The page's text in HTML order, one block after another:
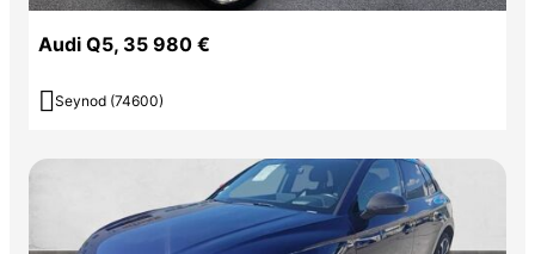
Audi Q5, 35 980 €
 Seynod (74600)